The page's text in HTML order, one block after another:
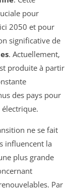
pour
2050 et pour
significative de
. Actuellement,
produite à partir
des pays pour
ne se fait
influencent la
plus grande
Par